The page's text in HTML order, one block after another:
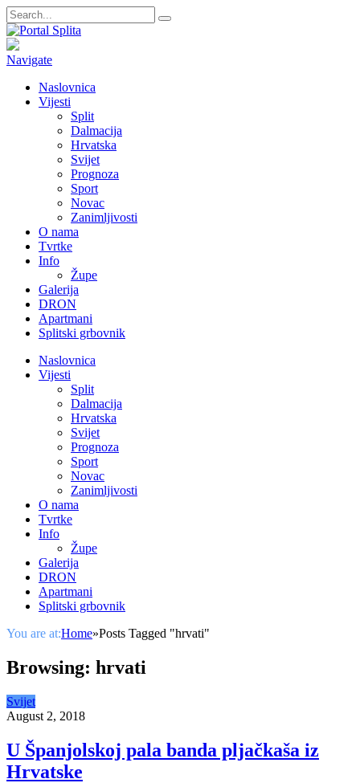
Navigate
Naslovnica
Vijesti
Split
Dalmacija
Hrvatska
Svijet
Prognoza
Sport
Novac
Zanimljivosti
O nama
Tvrtke
Info
Župe
Galerija
DRON
Apartmani
Splitski grbovnik
Naslovnica
Vijesti
Split
Dalmacija
Hrvatska
Svijet
Prognoza
Sport
Novac
Zanimljivosti
O nama
Tvrtke
Info
Župe
Galerija
DRON
Apartmani
Splitski grbovnik
You are at:Home»Posts Tagged "hrvati"
Browsing: hrvati
Svijet
August 2, 2018
U Španjolskoj pala banda pljačkaša iz
Hrvatske